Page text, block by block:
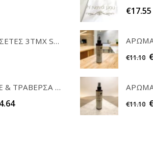
ΣΕΤ ΠΕΤΣΕΤΕΣ 3ΤΜΧ SOFRANO ANTHRACITE GUY LAROCHE
ΣΕΤ ΚΑΡΕ & ΤΡΑΒΕΡΣΑ PEONY 08 TEORAN HOME & MORE
€17.55
€11.10
€11.10